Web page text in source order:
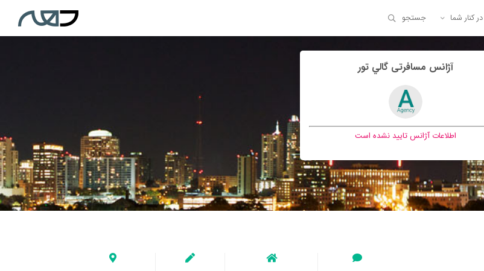
کنار شما جستجو
آژانس مسافرتی گالي تور
اطلاعات آژانس تایید نشده است